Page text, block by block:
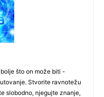
što on može biti -
Stvorite ravnotežu
slobodno, njegujte znanje,